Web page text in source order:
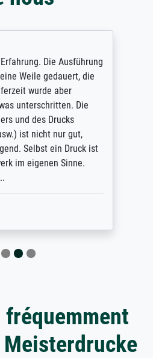
Die Ausführung
Weile gedauert, die
wurde aber
unterschritten. Die
und des Drucks
ist nicht nur gut,
Selbst ein Druck ist
im eigenen Sinne.